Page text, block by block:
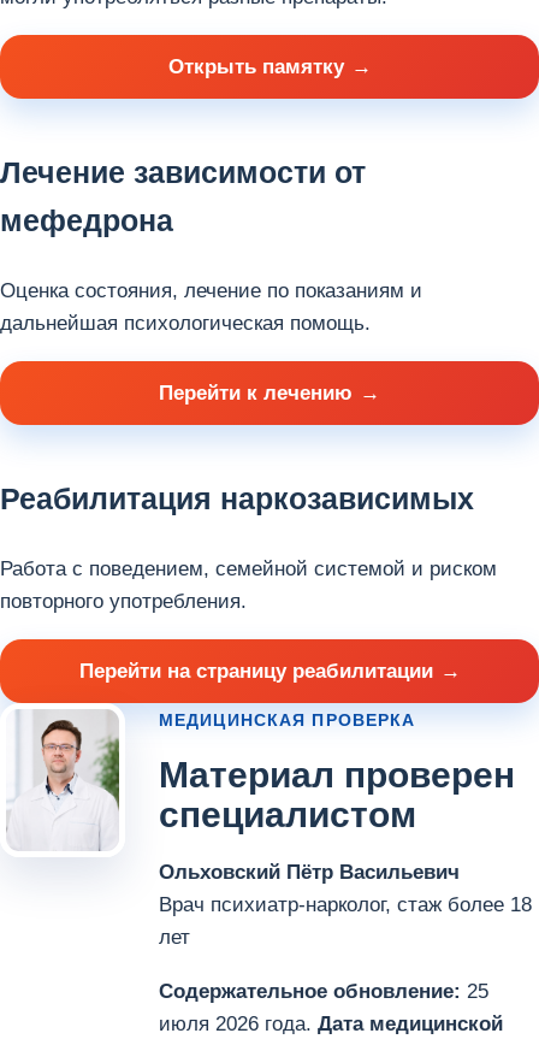
Открыть памятку
Лечение зависимости от
мефедрона
Оценка состояния, лечение по показаниям и
дальнейшая психологическая помощь.
Перейти к лечению
Реабилитация наркозависимых
Работа с поведением, семейной системой и риском
повторного употребления.
Перейти на страницу реабилитации
МЕДИЦИНСКАЯ ПРОВЕРКА
Материал проверен
специалистом
Ольховский Пётр Васильевич
Врач психиатр-нарколог, стаж более 18
лет
Содержательное обновление: 25
июля 2026 года. Дата медицинской